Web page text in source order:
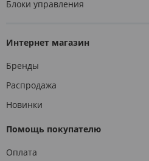
Блоки управления
Интернет магазин
Бренды
Распродажа
Новинки
Помощь покупателю
Оплата